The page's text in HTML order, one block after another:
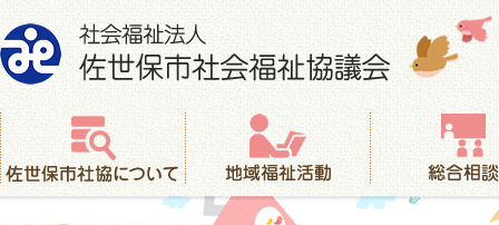
社会福祉法人 佐世保市社会福祉協議会
佐世保市社協について
地域福祉活動 総合相談